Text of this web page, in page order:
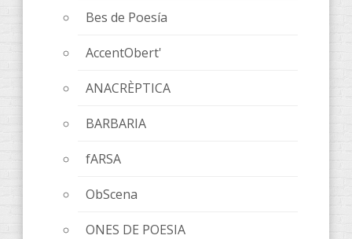
Bes de Poesía
AccentObert'
ANACRÈPTICA
BARBARIA
fARSA
ObScena
ONES DE POESIA